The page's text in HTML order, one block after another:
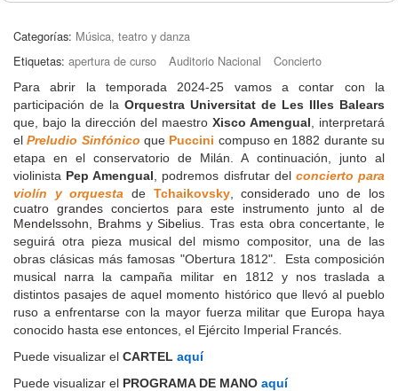
Categorías: Música, teatro y danza
Etiquetas: apertura de curso Auditorio Nacional Concierto
Para abrir la temporada 2024-25 vamos a contar con la
participación de la Orquestra Universitat de Les Illes Balears
que, bajo la dirección del maestro Xisco Amengual , interpretará
elPreludio Sinfónico que Puccini compuso en 1882 durante su
etapa en el conservatorio de Milán. A continuación, junto al
violinista Pep Amengual , podremos disfrutar del concierto para
violín y orquesta de Tchaikovsky,considerado uno de los
cuatro grandes conciertos para este instrumento junto al de
Mendelssohn, Brahms y Sibelius . Tras esta obra concertante, le
seguirá otra pieza musical del mismo compositor, una de las
obras clásicas más famosas "Obertura 1812". Esta composición
musical narra la campaña militar en 1812 y nos traslada a
distintos pasajes de aquel momento histórico que llevó al pueblo
ruso a enfrentarse con la mayor fuerza militar que Europa haya
conocido hasta ese entonces, el Ejército Imperial Francés.
Puede visualizar el CARTEL aquí
Puede visualizar el PROGRAMA DE MANO aquí